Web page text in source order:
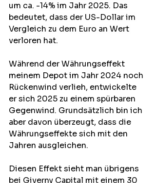
um ca. -14% im Jahr 2025. Das
bedeutet, dass der US-Dollar im
Vergleich zu dem Euro an Wert
verloren hat.
Während der Währungseffekt
meinem Depot im Jahr 2024 noch
Rückenwind verlieh, entwickelte
er sich 2025 zu einem spürbaren
Gegenwind. Grundsätzlich bin ich
aber davon überzeugt, dass die
Währungseffekte sich mit den
Jahren ausgleichen.
Diesen Effekt sieht man übrigens
bei Giverny Capital mit einem 30